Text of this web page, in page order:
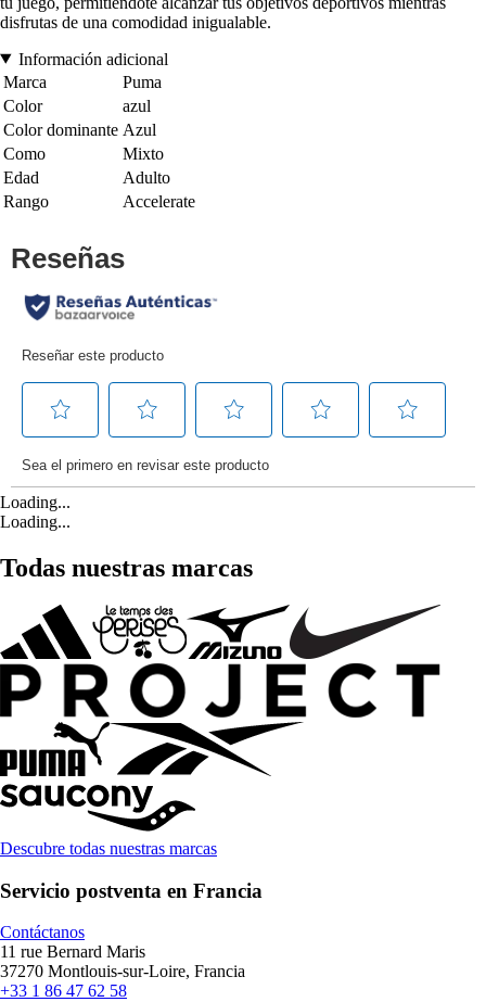
disfrutas de una comodidad inigualable.
Información adicional
Marca
Puma
Color
azul
Color dominante Azul
Como
Mixto
Edad
Adulto
Rango
Accelerate
Loading...
Loading...
Todas nuestras marcas
Descubre todas nuestras marcas
Servicio postventa en Francia
Contáctanos
11 rue Bernard Maris
37270 Montlouis-sur-Loire, Francia
+33 1 86 47 62 58